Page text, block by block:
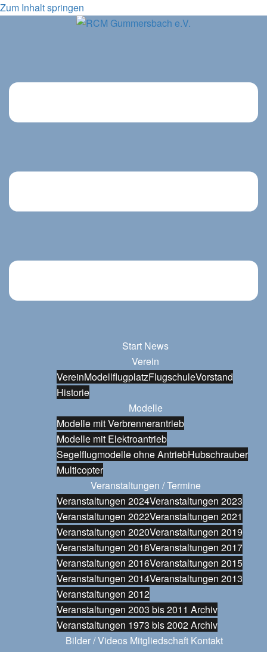
Zum Inhalt springen
Start News
Verein
VereinModellflugplatzFlugschuleVorstand
Historie
Modelle
Modelle mit Verbrennerantrieb
Modelle mit Elektroantrieb
Segelflugmodelle ohne AntriebHubschrauber
Multicopter
Veranstaltungen / Termine
Veranstaltungen 2024Veranstaltungen 2023
Veranstaltungen 2022Veranstaltungen 2021
Veranstaltungen 2020Veranstaltungen 2019
Veranstaltungen 2018Veranstaltungen 2017
Veranstaltungen 2016Veranstaltungen 2015
Veranstaltungen 2014Veranstaltungen 2013
Veranstaltungen 2012
Veranstaltungen 2003 bis 2011 Archiv
Veranstaltungen 1973 bis 2002 Archiv
Bilder / Videos Mitgliedschaft Kontakt